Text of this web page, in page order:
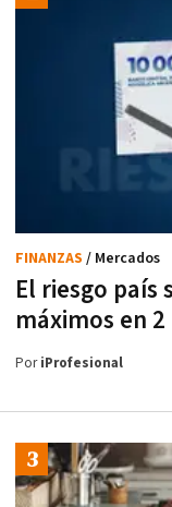
El riesgo país
máximos en
FINANZAS / Mercados
PoriProfesional